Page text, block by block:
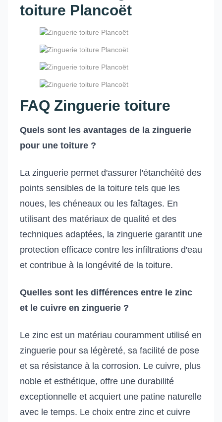
toiture Plancoët
FAQ Zinguerie toiture
Quels sont les avantages de la zinguerie
pour une toiture ?
La zinguerie permet d'assurer l'étanchéité des
points sensibles de la toiture tels que les
noues, les chéneaux ou les faîtages. En
utilisant des matériaux de qualité et des
techniques adaptées, la zinguerie garantit une
protection efficace contre les infiltrations d'eau
et contribue à la longévité de la toiture.
Quelles sont les différences entre le zinc
et le cuivre en zinguerie ?
Le zinc est un matériau couramment utilisé en
zinguerie pour sa légèreté, sa facilité de pose
et sa résistance à la corrosion. Le cuivre, plus
noble et esthétique, offre une durabilité
exceptionnelle et acquiert une patine naturelle
avec le temps. Le choix entre zinc et cuivre